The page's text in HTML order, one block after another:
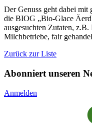
Der Genuss geht dabei mit
die BIOG „Bio-Glace
ausgesuchten Zutaten,
Milchbetriebe, fair
Zurück zur Liste
Abonniert unseren
Anmelden